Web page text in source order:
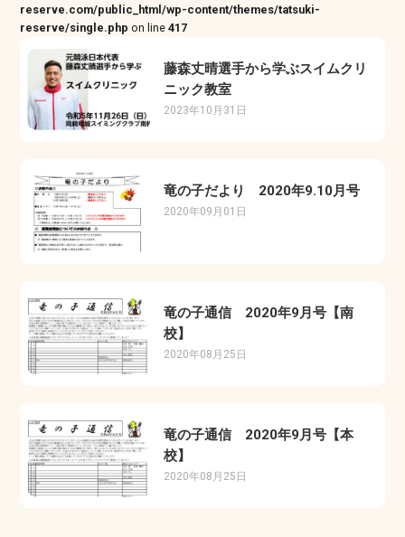
reserve.com/public_html/wp-content/themes/tatsuki-
reserve/single.php on line417
藤森丈晴選手から学ぶスイムクリ
ニック教室
2023年10月31日
竜の子だより 2020年9.10月号
2020年09月01日
竜の子通信 2020年9月号【南
校】
2020年08月25日
竜の子通信 2020年9月号【本
校】
2020年08月25日